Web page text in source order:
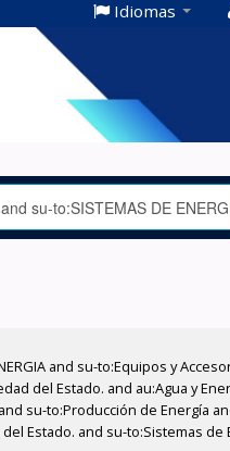
Idiomas
and su-to:Equipos y
del Estado. and au:Agua y
su-to:Producción de Energía
Estado. and su-to:Sistemas de